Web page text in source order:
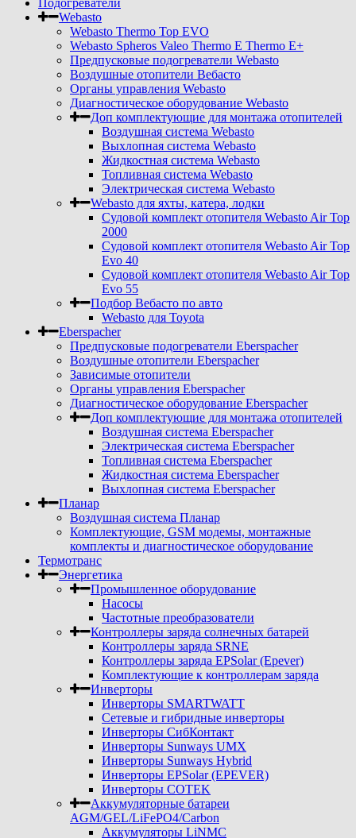
Webasto
Webasto Thermo Top EVO
Webasto Spheros Valeo Thermo E Thermo E+
Предпусковые подогреватели Webasto
Воздушные отопители Вебасто
Органы управления Webasto
Диагностическое оборудование Webasto
Доп комплектующие для монтажа отопителей
Воздушная система Webasto
Выхлопная система Webasto
Жидкостная система Webasto
Топливная система Webasto
Электрическая система Webasto
Webasto для яхты, катера, лодки
Судовой комплект отопителя Webasto Air Top
2000
Судовой комплект отопителя Webasto Air Top
Evo 40
Судовой комплект отопителя Webasto Air Top
Evo 55
Подбор Вебасто по авто
Webasto для Toyota
Eberspacher
Предпусковые подогреватели Eberspacher
Воздушные отопители Eberspacher
Зависимые отопители
Органы управления Eberspacher
Диагностическое оборудование Eberspacher
Доп комплектующие для монтажа отопителей
Воздушная система Eberspacher
Электрическая система Eberspacher
Топливная система Eberspacher
Жидкостная система Eberspacher
Выхлопная система Eberspacher
Планар
Воздушная система Планар
Комплектующие, GSM модемы, монтажные
комплекты и диагностическое оборудование
Термотранс
Энергетика
Промышленное оборудование
Насосы
Частотные преобразователи
Контроллеры заряда солнечных батарей
Контроллеры заряда SRNE
Контроллеры заряда EPSolar (Epever)
Комплектующие к контроллерам заряда
Инверторы
Инверторы SMARTWATT
Сетевые и гибридные инверторы
Инверторы СибКонтакт
Инверторы Sunways UMX
Инверторы Sunways Hybrid
Инверторы EPSolar (EPEVER)
Инверторы COTEK
Аккумуляторные батареи
AGM/GEL/LiFePO4/Carbon
Аккумуляторы LiNMC